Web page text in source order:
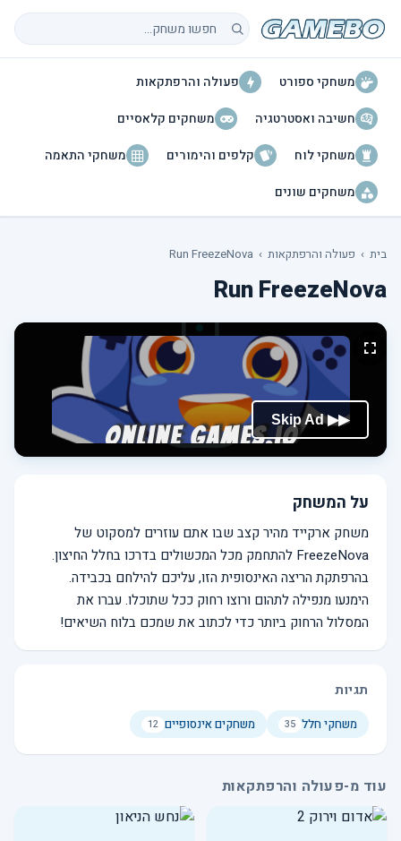
חיפוש משחקים
משחקי ספורט
פעולה והרפתקאות
חשיבה ואסטרטגיה
משחקים קלאסיים
משחקי לוח
קלפים והימורים
משחקי התאמה
משחקים שונים
בית › פעולה והרפתקאות ›
Run FreezeNova
Run FreezeNova
על המשחק
משחק ארקייד מהיר קצב שבו אתם עוזרים למסקוט של
FreezeNova להתחמק מכל המכשולים בדרכו בחלל החיצון.
בהרפתקת הריצה האינסופית הזו, עליכם להילחם בכבידה.
הימנעו מנפילה לתהום ורוצו רחוק ככל שתוכלו. עברו את
המסלול הרחוק ביותר כדי לכתוב את שמכם בלוח השיאים!
תגיות
משחקי חלל 35 משחקים אינסופיים 12
עוד מ-פעולה והרפתקאות